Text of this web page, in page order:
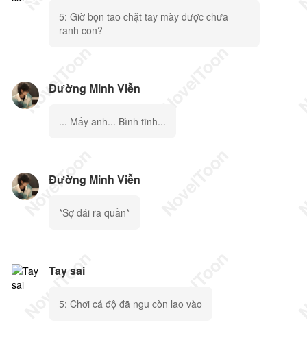
5: Giờ bọn tao chặt tay mày được chưa
ranh con?
Đường Minh Viễn
... Mấy anh... Bình tĩnh...
Đường Minh Viễn
*Sợ đái ra quần*
Tay sai
5: Chơi cá độ đã ngu còn lao vào